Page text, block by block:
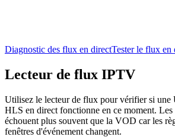
Diagnostic des flux en directTester le flux en
Lecteur de flux IPTV
Utilisez le lecteur de flux pour vérifier si
HLS en direct fonctionne en ce moment. Les
échouent plus souvent que la VOD car les
fenêtres d'événement changent.